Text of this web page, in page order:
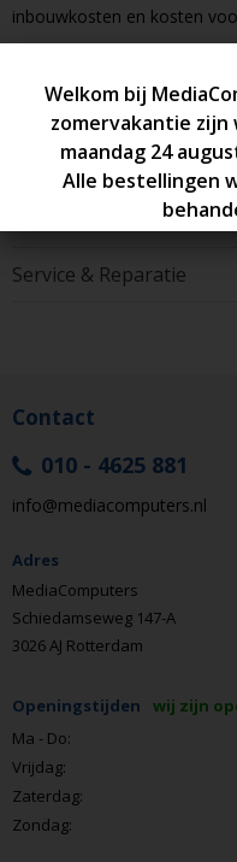
inbouwkosten en kosten
Klantenservice
Service & Reparatie
Contact
010 - 4625 881
info@mediacomputers.nl
Adres
MediaComputers
Schiedamseweg 147-A
3026 AJ Rotterdam
Openingstijden
wij zijn
Ma - Do:
Vrijdag:
Zaterdag:
Zondag: